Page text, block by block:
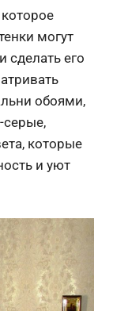
могут
сделать его
обоями,
серые,
которые
и уют